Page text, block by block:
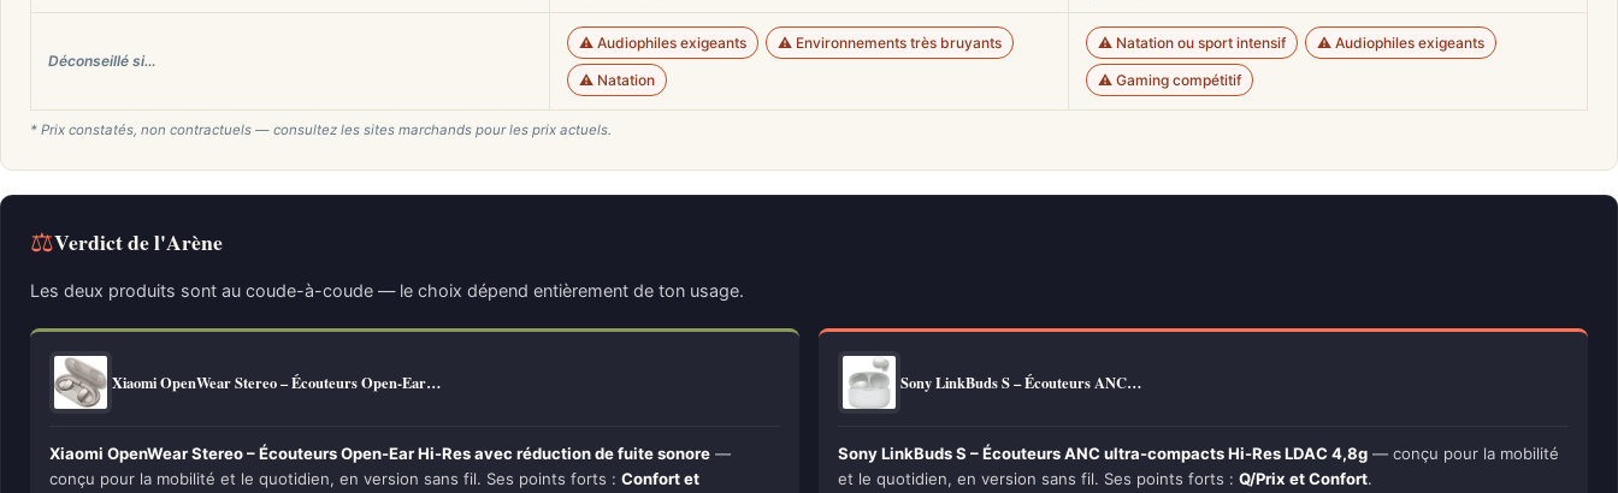
Déconseillé si…
⚠️ Audiophiles exigeants ⚠️ Environnements très bruyants
⚠️ Natation
⚠️ Natation ou sport intensif ⚠️ Audiophiles exigeants
⚠️ Gaming compétitif
* Prix constatés, non contractuels — consultez les sites marchands pour les prix actuels.
⚖Verdict de l'Arène
Les deux produits sont au coude-à-coude — le choix dépend entièrement de ton usage.
Xiaomi OpenWear Stereo – Écouteurs Open-Ear…
Xiaomi OpenWear Stereo – Écouteurs Open-Ear Hi-Res avec réduction de fuite sonore —
conçu pour la mobilité et le quotidien, en version sans fil. Ses points forts : Confort et
Sony LinkBuds S – Écouteurs ANC…
Sony LinkBuds S – Écouteurs ANC ultra-compacts Hi-Res LDAC 4,8g — conçu pour la mobilité
et le quotidien, en version sans fil. Ses points forts : Q/Prix et Confort.